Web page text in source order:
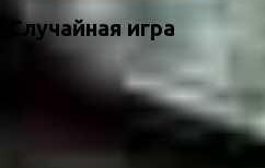
Случайная игра